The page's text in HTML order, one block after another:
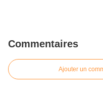
Commentaires
Ajouter un